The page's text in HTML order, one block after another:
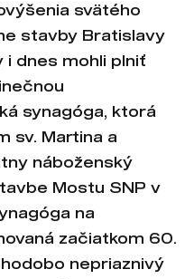
svätého
stavby Bratislavy
i dnes mohli plniť
synagóga, ktorá
sv. Martina a
náboženský
Mostu SNP v
na
začiatkom 60.
nepriaznivý